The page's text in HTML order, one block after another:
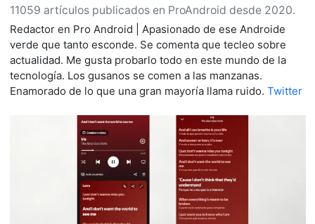
11059 artículos publicados en ProAndroid desde 2020.
Redactor en Pro Android | Apasionado de ese Androide
verde que tanto esconde. Se comenta que tecleo sobre
actualidad. Me gusta probarlo todo en este mundo de la
tecnología. Los gusanos se comen a las manzanas.
Enamorado de lo que una gran mayoría llama ruido. Twitter